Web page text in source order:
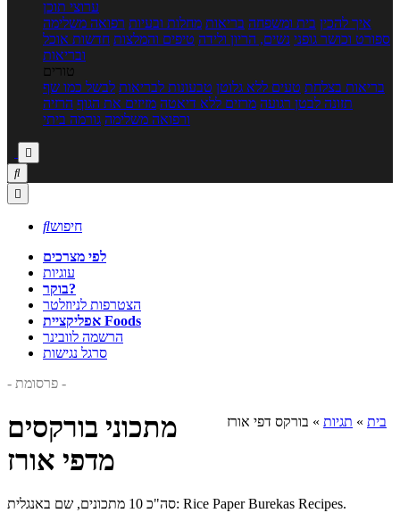
ערוצי תוכן
איך להכין בית ומשפחה בריאות מחלות ובעיות רפואה משלימה
ספורט וכושר גופני נשים, הריון ולידה טיפים והמלצות חדשות אוכל
ובריאות
טורים
בריאות בצלחת טעים ללא גלוטן טבעונות לבריאות לבשל כמו שף
תזונה לבטן רגועה מרזים ללא דיאטה מזיזים את הגוף הרזיה
ורפואה משלימה גורמה ביתי



חיפוש
לפי מצרכים
עוגיות
בוקר?
הצטרפות לניוזלטר
אפליקציית Foods
הרשמה לוובינר
סרגל נגישות
- פרסומת -
בית » תגיות » בורקס דפי אורז
מתכוני בורקסים
מדפי אורז
סה"כ 10 מתכונים, שם באנגלית: Rice Paper Burekas Recipes.